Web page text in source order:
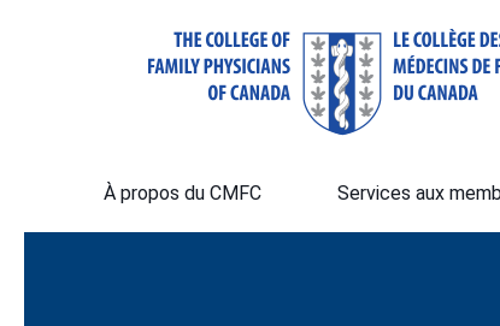
À propos du CMFC Services aux